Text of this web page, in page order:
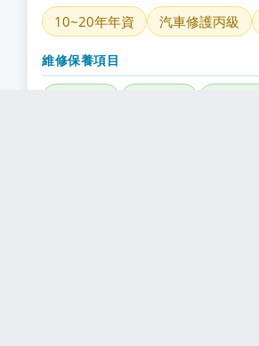
10~20年年資 汽車修護丙級
維修保養項目